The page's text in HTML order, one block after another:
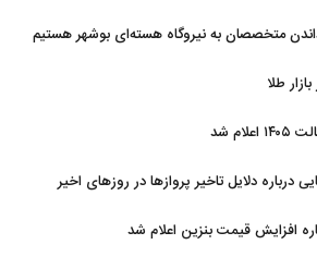
متخصصان به نیروگاه هسته‌ای بوشهر هستیم
طلا
شد
درباره دلایل تاخیر پروازها در روزهای اخیر
افزایش قیمت بنزین اعلام شد